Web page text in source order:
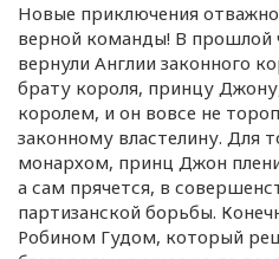
Новые приключения
верной команды! В прошлой
вернули Англии законного
брату короля, принцу
королем, и он вовсе не
законному властелину. Для
монархом, принц Джон
а сам прячется, в
партизанской борьбы.
Робином Гудом, который